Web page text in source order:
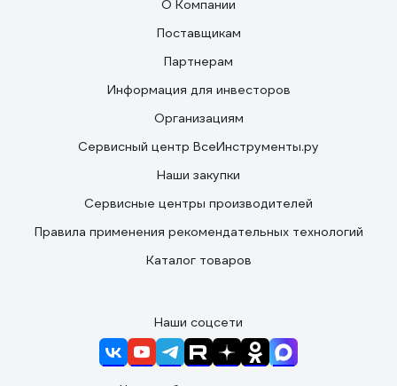
О Компании
Поставщикам
Партнерам
Информация для инвесторов
Организациям
Сервисный центр ВсеИнструменты.ру
Наши закупки
Сервисные центры производителей
Правила применения рекомендательных технологий
Каталог товаров
Наши соцсети